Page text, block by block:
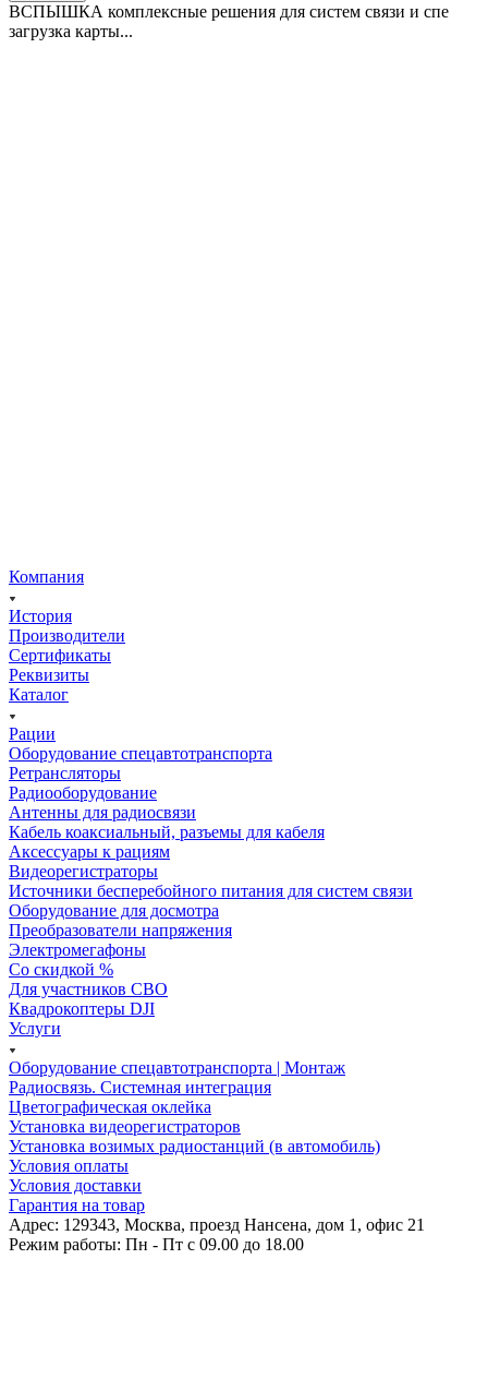
ВСПЫШКА комплексные решения для систем связи и спе
загрузка карты...
Компания
История
Производители
Сертификаты
Реквизиты
Каталог
Рации
Оборудование спецавтотранспорта
Ретрансляторы
Радиооборудование
Антенны для радиосвязи
Кабель коаксиальный, разъемы для кабеля
Аксессуары к рациям
Видеорегистраторы
Источники бесперебойного питания для систем связи
Оборудование для досмотра
Преобразователи напряжения
Электромегафоны
Со скидкой %
Для участников СВО
Квадрокоптеры DJI
Услуги
Оборудование спецавтотранспорта | Монтаж
Радиосвязь. Системная интеграция
Цветографическая оклейка
Установка видеорегистраторов
Установка возимых радиостанций (в автомобиль)
Условия оплаты
Условия доставки
Гарантия на товар
Адрес: 129343, Москва, проезд Нансена, дом 1, офис 21
Режим работы: Пн - Пт c 09.00 до 18.00